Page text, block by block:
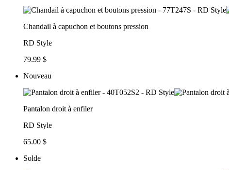
Chandail à capuchon et boutons pression
RD Style
79.99 $
Nouveau
Pantalon droit à enfiler
RD Style
65.00 $
Solde